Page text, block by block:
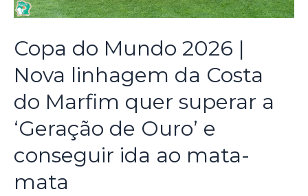
Copa do Mundo 2026 |
Nova linhagem da Costa
do Marfim quer superar a
‘Geração de Ouro’ e
conseguir ida ao mata-
mata